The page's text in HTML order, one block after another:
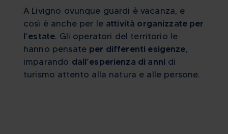
A Livigno ovunque guardi è vacanza, e
così è anche per le attività organizzate per
l’estate. Gli operatori del territorio le
hanno pensate per differenti esigenze,
imparando dall’esperienza di anni di
turismo attento alla natura e alle persone.